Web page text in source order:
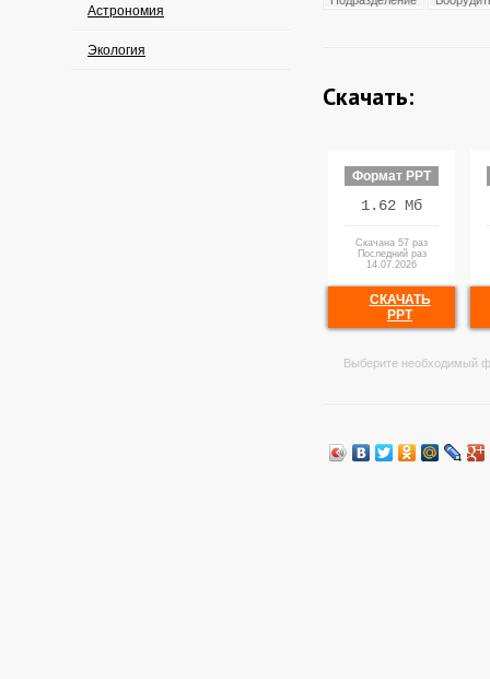
Астрономия
Экология
Скачать:
Формат PPT
1.62 Мб
Скачана 57 раз
Последний раз
14.07.2026
СКАЧАТЬ
PPT
Выберите необходимый